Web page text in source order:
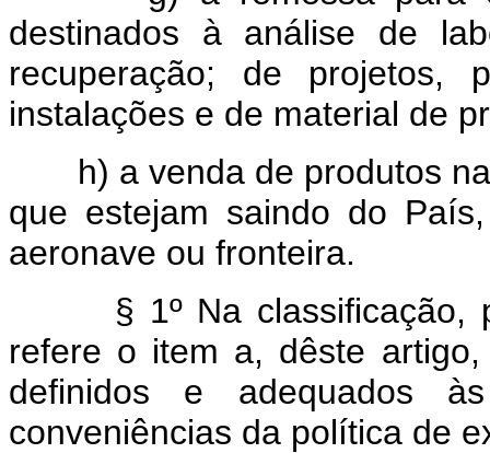
destinados à análise de
recuperação; de projetos,
instalações e de material de
h) a venda de produtos
que estejam saindo do
aeronave ou fronteira.
§ 1º Na classificação,
refere o item a, dêste
definidos e adequados
conveniências da política de